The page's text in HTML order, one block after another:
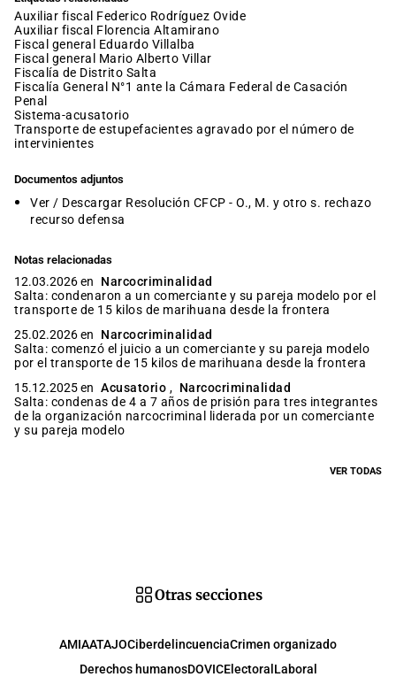
auxiliar fiscal Federico Rodríguez Ovide
auxiliar fiscal Florencia Altamirano
fiscal general Eduardo Villalba
fiscal general Mario Alberto Villar
Fiscalía de Distrito Salta
Fiscalía General N°1 ante la Cámara Federal de Casación
Penal
sistema-acusatorio
transporte de estupefacientes agravado por el número de
intervinientes
Documentos adjuntos
Ver / Descargar Resolución CFCP - O., M. y otro s. rechazo
recurso defensa
Notas relacionadas
12.03.2026 en
Narcocriminalidad
Salta: condenaron a un comerciante y su pareja modelo por el
transporte de 15 kilos de marihuana desde la frontera
25.02.2026 en
Narcocriminalidad
Salta: comenzó el juicio a un comerciante y su pareja modelo
por el transporte de 15 kilos de marihuana desde la frontera
15.12.2025 en Acusatorio , Narcocriminalidad
Salta: condenas de 4 a 7 años de prisión para tres integrantes
de la organización narcocriminal liderada por un comerciante
y su pareja modelo
VER TODAS
Otras secciones
AMIAATAJOCiberdelincuenciaCrimen organizado
Derechos humanosDOVICElectoral Laboral